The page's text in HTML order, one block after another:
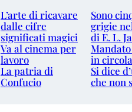
L’arte di ricavare
dalle cifre
significati magici
Sono
grigie
di E. L.
Va al cinema per
lavoro
in
La patria di
Confucio
Si dice
che non